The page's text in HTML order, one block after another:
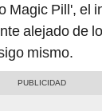
Magic Pill', el
alejado de
mismo.